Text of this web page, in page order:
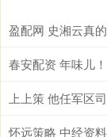
春安配资 年味儿！